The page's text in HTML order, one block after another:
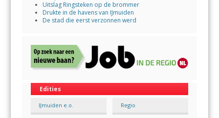
Uitslag Ringsteken op de brommer
Drukte in de havens van IJmuiden
De stad die eerst verzonnen werd
Edities
IJmuiden e.o. Regio